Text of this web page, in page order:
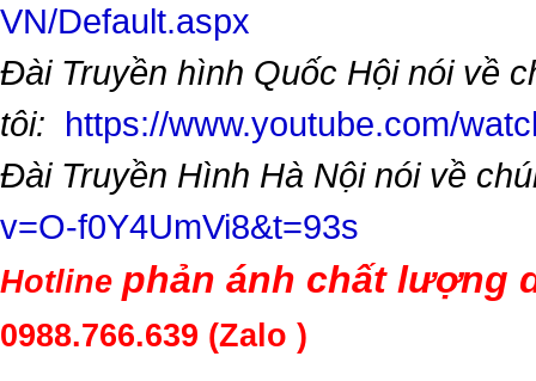
VN/Default.aspx
Đài Truyền hình Quốc Hội nói về
tôi: https://www.youtube.com/
Đài Truyền Hình Hà Nội nói về
v=O-f0Y4UmVi8&t=93s
Hotline phản ánh chất lượng
0988.766.639 (Zalo )